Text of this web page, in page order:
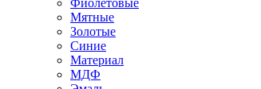
Мятные
Золотые
Синие
Материал
МДФ